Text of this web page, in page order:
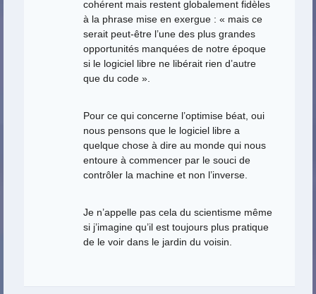
cohérent mais restent globalement fidèles
à la phrase mise en exergue : « mais ce
serait peut-être l’une des plus grandes
opportunités manquées de notre époque
si le logiciel libre ne libérait rien d’autre
que du code ».
Pour ce qui concerne l’optimise béat, oui
nous pensons que le logiciel libre a
quelque chose à dire au monde qui nous
entoure à commencer par le souci de
contrôler la machine et non l’inverse.
Je n’appelle pas cela du scientisme même
si j’imagine qu’il est toujours plus pratique
de le voir dans le jardin du voisin.